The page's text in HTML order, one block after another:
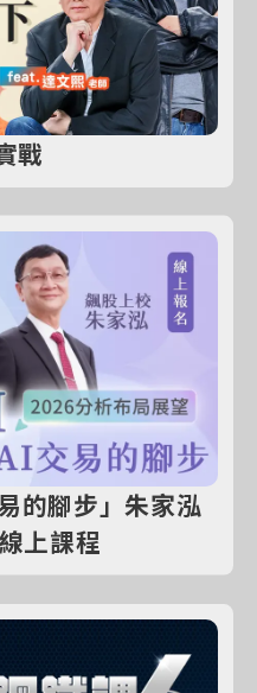
戰
的腳步」朱家泓
上課程